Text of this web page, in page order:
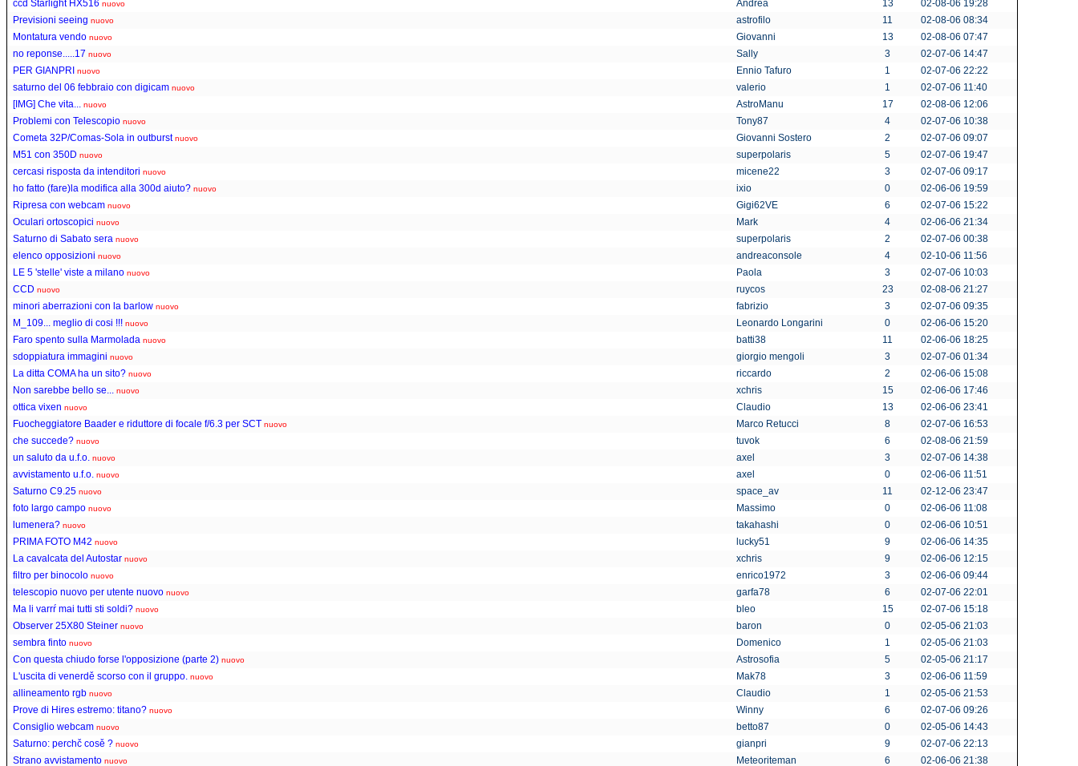
ccd Starlight HX516 nuovo Andrea 13
02-08-06 19:28
Previsioni seeing nuovo astrofilo 11
02-08-06 08:34
Montatura vendo nuovo Giovanni 13
02-08-06 07:47
no reponse.....17 nuovo Sally 3
02-07-06 14:47
PER GIANPRI nuovo Ennio Tafuro 1
02-07-06 22:22
saturno del 06 febbraio con digicam nuovo valerio 1
02-07-06 11:40
[IMG] Che vita...
nuovo AstroManu 17
02-08-06 12:06
Problemi con Telescopio nuovo Tony87 4
02-07-06 10:38
Cometa 32P/Comas-Sola in outburst nuovo Giovanni Sostero 2
02-07-06 09:07
M51 con 350D nuovo superpolaris 5
02-07-06 19:47
cercasi risposta da intenditori nuovo micene22 3
02-07-06 09:17
ho fatto (fare)la modifica alla 300d aiuto? nuovo ixio 0
02-06-06 19:59
Ripresa con webcam nuovo Gigi62VE 6
02-07-06 15:22
Oculari ortoscopici nuovo Mark 4
02-06-06 21:34
Saturno di Sabato sera nuovo superpolaris 2
02-07-06 00:38
elenco opposizioni nuovo andreaconsole 4
02-10-06 11:56
LE 5 'stelle' viste a milano nuovo Paola 3
02-07-06 10:03
CCD nuovo ruycos 23
02-08-06 21:27
minori aberrazioni con la barlow nuovo fabrizio 3
02-07-06 09:35
M_109... meglio di cosi !!! nuovo Leonardo Longarini 0
02-06-06 15:20
Faro spento sulla Marmolada nuovo batti38 11
02-06-06 18:25
sdoppiatura immagini nuovo giorgio mengoli 3
02-07-06 01:34
La ditta COMA ha un sito? nuovo riccardo 2
02-06-06 15:08
Non sarebbe bello se...
nuovo xchris 15
02-06-06 17:46
ottica vixen nuovo Claudio 13
02-06-06 23:41
Fuocheggiatore Baader e riduttore di focale f/6.3 per SCT nuovo Marco Retucci 8
02-07-06 16:53
che succede? nuovo tuvok 6
02-08-06 21:59
un saluto da u.f.o. nuovo axel 3
02-07-06 14:38
avvistamento u.f.o. nuovo axel 0
02-06-06 11:51
Saturno C9.25 nuovo space_av 11
02-12-06 23:47
foto largo campo nuovo Massimo 0
02-06-06 11:08
lumenera? nuovo takahashi 0
02-06-06 10:51
PRIMA FOTO M42 nuovo lucky51 9
02-06-06 14:35
La cavalcata del Autostar nuovo xchris 9
02-06-06 12:15
filtro per binocolo nuovo enrico1972 3
02-06-06 09:44
telescopio nuovo per utente nuovo nuovo garfa78 6
02-07-06 22:01
Ma li varrŕ mai tutti sti soldi? nuovo bleo 15
02-07-06 15:18
Observer 25X80 Steiner nuovo baron 0
02-05-06 21:03
sembra finto nuovo Domenico 1
02-05-06 21:03
Con questa chiudo forse l'opposizione (parte 2) nuovo Astrosofia 5
02-05-06 21:17
L'uscita di venerdě scorso con il gruppo. nuovo Mak78 3
02-06-06 11:59
allineamento rgb nuovo Claudio 1
02-05-06 21:53
Prove di Hires estremo: titano? nuovo Winny 6
02-07-06 09:26
Consiglio webcam nuovo betto87 0
02-05-06 14:43
Saturno: perchč cosě ? nuovo gianpri 9
02-07-06 22:13
Strano avvistamento nuovo Meteoriteman 6 02-06-06 21:38